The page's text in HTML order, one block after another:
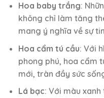
Hoa baby trắng:
không chỉ làm tăng
mang ý nghĩa về sự
Hoa cẩm tú cầu: Với
phong phú, hoa cẩm
mới, tràn đầy sức
Lá bạc: Với màu